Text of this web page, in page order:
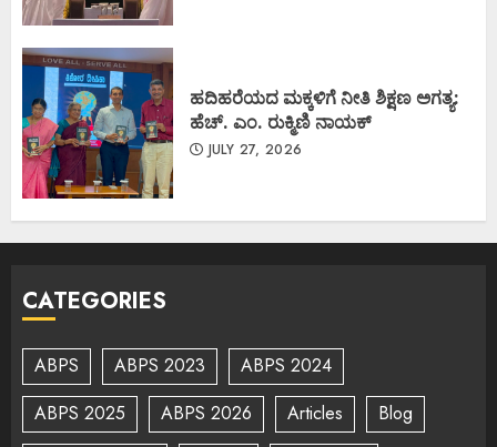
ಹದಿಹರೆಯದ ಮಕ್ಕಳಿಗೆ ನೀತಿ ಶಿಕ್ಷಣ ಅಗತ್ಯ:
ಹೆಚ್. ಎಂ. ರುಕ್ಮಿಣಿ ನಾಯಕ್
JULY 27, 2026
CATEGORIES
ABPS ABPS 2023
ABPS 2024
ABPS 2025
ABPS 2026 Articles
Blog